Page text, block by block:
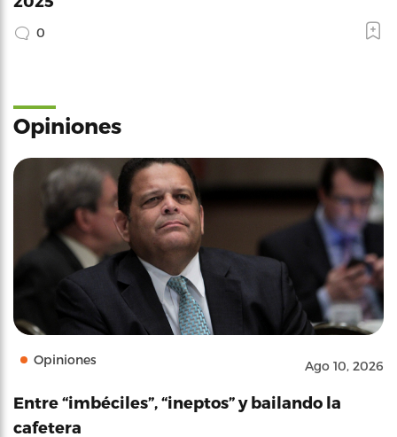
0
Opiniones
Opiniones Ago 10, 2026
Entre “imbéciles”, “ineptos” y bailando la
cafetera